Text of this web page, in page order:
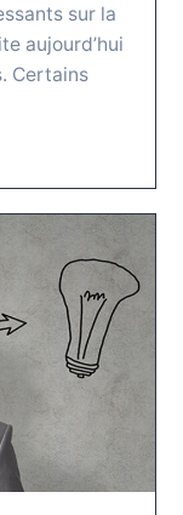
sur la
aujourd’hui
Certains